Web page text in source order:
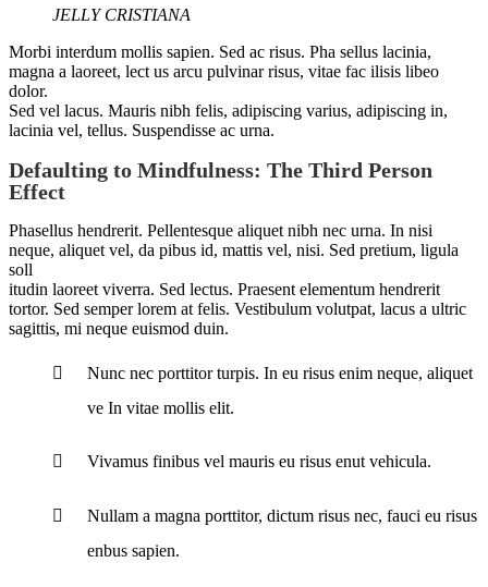
JELLY CRISTIANA
Morbi interdum mollis sapien. Sed ac risus. Pha sellus lacinia,
magna a laoreet, lect us arcu pulvinar risus, vitae fac ilisis libeo
dolor.
Sed vel lacus. Mauris nibh felis, adipiscing varius, adipiscing in,
lacinia vel, tellus. Suspendisse ac urna.
Defaulting to Mindfulness: The Third Person
Effect
Phasellus hendrerit. Pellentesque aliquet nibh nec urna. In nisi
neque, aliquet vel, da pibus id, mattis vel, nisi. Sed pretium, ligula
soll
itudin laoreet viverra. Sed lectus. Praesent elementum hendrerit
tortor. Sed semper lorem at felis. Vestibulum volutpat, lacus a ultric
sagittis, mi neque euismod duin.
Nunc nec porttitor turpis. In eu risus enim neque, aliquet
ve In vitae mollis elit.
Vivamus finibus vel mauris eu risus enut vehicula.
Nullam a magna porttitor, dictum risus nec, fauci eu risus
enbus sapien.